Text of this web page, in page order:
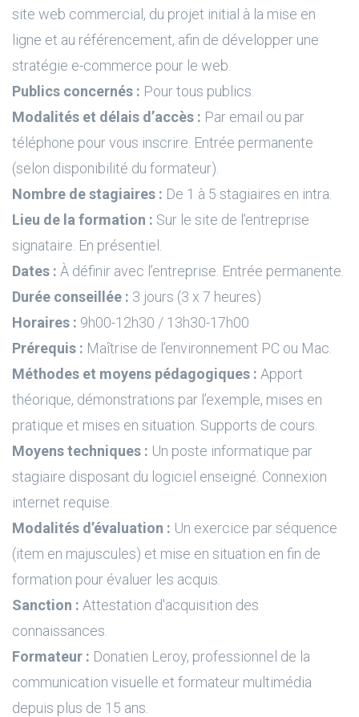
site web commercial, du projet initial à la mise en
ligne et au référencement, afin de développer une
stratégie e-commerce pour le web.
Publics concernés : Pour tous publics.
Modalités et délais d’accès : Par email ou par
téléphone pour vous inscrire. Entrée permanente
(selon disponibilité du formateur).
Nombre de stagiaires : De 1 à 5 stagiaires en intra.
Lieu de la formation : Sur le site de l’entreprise
signataire. En présentiel.
Dates : À définir avec l’entreprise. Entrée permanente.
Durée conseillée : 3 jours (3 x 7 heures)
Horaires : 9h00-12h30 / 13h30-17h00
Prérequis : Maîtrise de l’environnement PC ou Mac.
Méthodes et moyens pédagogiques : Apport
théorique, démonstrations par l’exemple, mises en
pratique et mises en situation. Supports de cours.
Moyens techniques : Un poste informatique par
stagiaire disposant du logiciel enseigné. Connexion
internet requise.
Modalités d’évaluation : Un exercice par séquence
(item en majuscules) et mise en situation en fin de
formation pour évaluer les acquis.
Sanction : Attestation d'acquisition des
connaissances.
Formateur : Donatien Leroy, professionnel de la
communication visuelle et formateur multimédia
depuis plus de 15 ans.